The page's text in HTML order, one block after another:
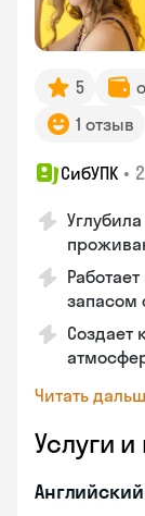
5
1 отзыв
СибУПК •
запасом
Создает
Читать
Услуги